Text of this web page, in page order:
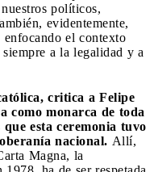
políticos,
evidentemente,
enfocando el contexto
a la legalidad y a
critica a Felipe
como monarca de toda
esta ceremonia tuvo
nacional. Allí,
Magna, la